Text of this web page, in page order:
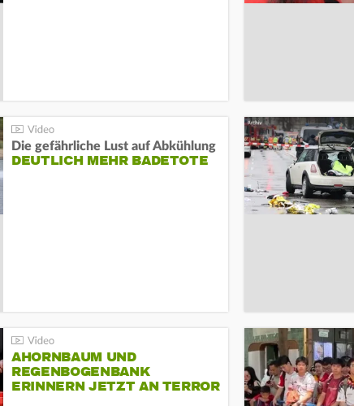
Die gefährliche Lust auf Abkühlung
DEUTLICH MEHR BADETOTE
AHORNBAUM UND
REGENBOGENBANK
ERINNERN JETZT AN TERROR